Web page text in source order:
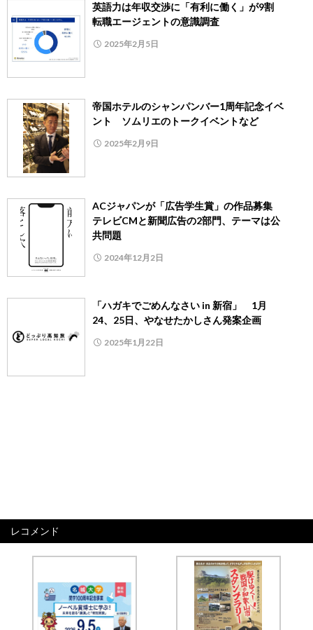
英語力は年収交渉に「有利に働く」が9割
転職エージェントの意識調査
2025年2月5日
帝国ホテルのシャンパンバー1周年記念イベ
ント ソムリエのトークイベントなど
2025年2月9日
ACジャパンが「広告学生賞」の作品募集
テレビCMと新聞広告の2部門、テーマは公
共問題
2024年12月2日
「ハガキでごめんなさい in 新宿」 1月
24、25日、やなせたかしさん発案企画
2025年1月22日
レコメンド